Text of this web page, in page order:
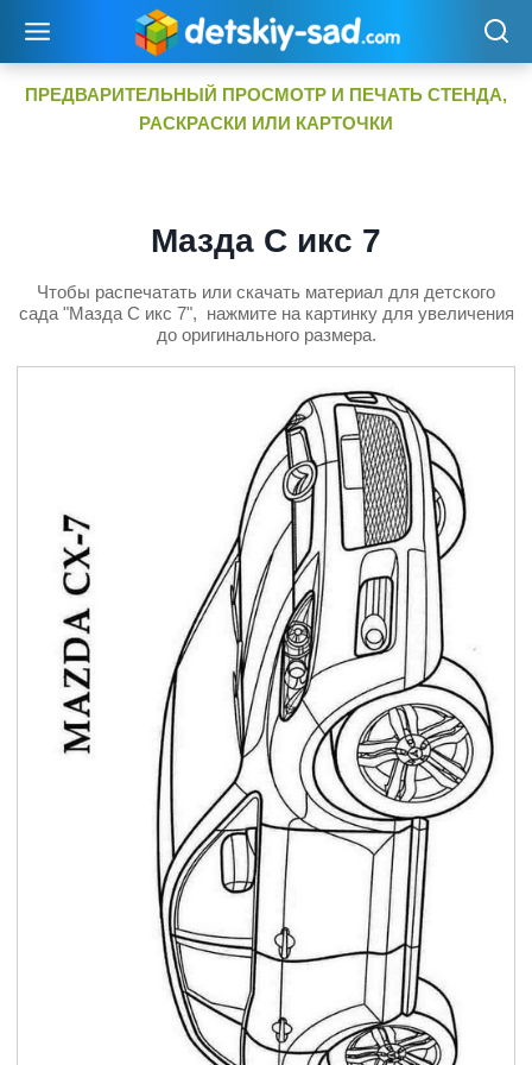
содержимому
ПРЕДВАРИТЕЛЬНЫЙ ПРОСМОТР И ПЕЧАТЬ СТЕНДА,
РАСКРАСКИ ИЛИ КАРТОЧКИ
Мазда С икс 7
Чтобы распечатать или скачать материал для детского
сада "Мазда С икс 7", нажмите на картинку для увеличения
до оригинального размера.